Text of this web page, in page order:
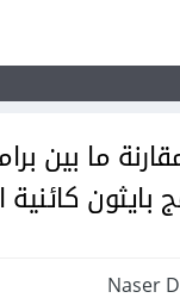
ما بين
بايثون